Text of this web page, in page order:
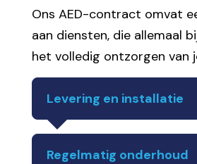
Ons AED-contract omvat
aan diensten, die allemaal
het volledig ontzorgen van
Levering en installatie
Regelmatig onderhoud